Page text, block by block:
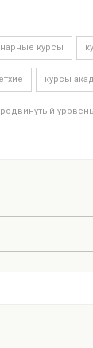
курсы
курсы